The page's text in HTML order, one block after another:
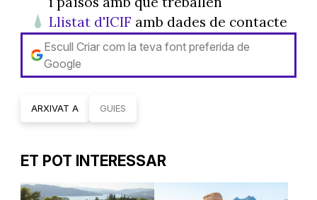
Llistat d'ICIF amb dades de contacte
Escull Criar com la teva font preferida de
Google
ARXIVAT A GUIES
ET POT INTERESSAR